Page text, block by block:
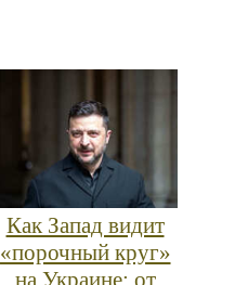
Как Запад видит
«порочный круг»